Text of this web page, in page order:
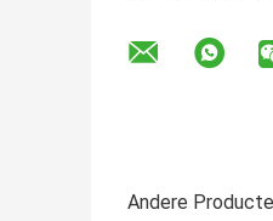
Andere